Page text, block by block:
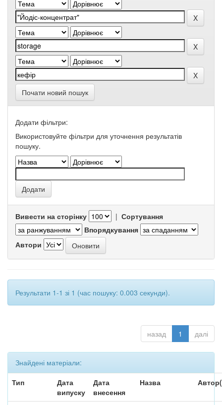
Почати новий пошук
Додати фільтри:
Використовуйте фільтри для уточнення результатів
пошуку.
Вивести на сторінку | Сортування
Впорядкування
Автори
Результати 1-1 зі 1 (час пошуку: 0.003 секунди).
назад 1 далі
Знайдені матеріали:
Тип
Дата
випуску
Дата
внесення
Назва